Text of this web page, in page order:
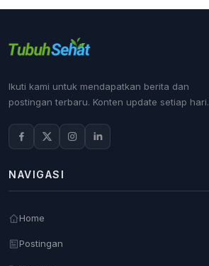
Ikuti kami untuk mendapatkan berita dan
postingan terbaru. Konten update setiap hari.
NAVIGASI
Home
Postingan